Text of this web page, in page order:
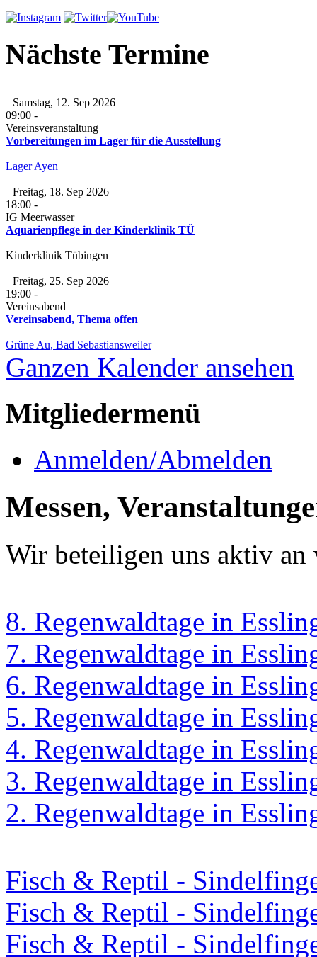
Nächste Termine
Samstag, 12. Sep 2026
09:00 -
Vereinsveranstaltung
Vorbereitungen im Lager für die Ausstellung
Lager Ayen
Freitag, 18. Sep 2026
18:00 -
IG Meerwasser
Aquarienpflege in der Kinderklinik TÜ
Kinderklinik Tübingen
Freitag, 25. Sep 2026
19:00 -
Vereinsabend
Vereinsabend, Thema offen
Grüne Au, Bad Sebastiansweiler
Ganzen Kalender ansehen
Mitgliedermenü
Anmelden/Abmelden
Messen,
Wir beteiligen uns aktiv an
8. Regenwaldtage in
7. Regenwaldtage in
6. Regenwaldtage in
5. Regenwaldtage in
4. Regenwaldtage in
3. Regenwaldtage in
2. Regenwaldtage in
Fisch & Reptil -
Fisch & Reptil -
Fisch & Reptil -